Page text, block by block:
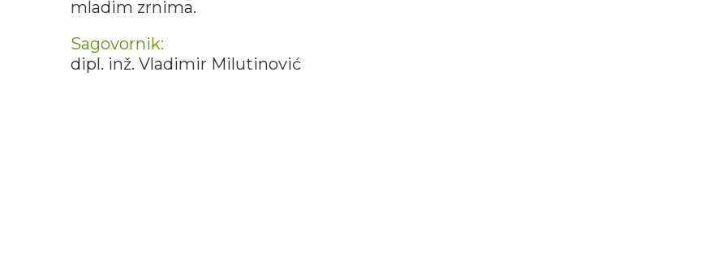
mladim zrnima.
Sagovornik:
dipl. inž. Vladimir Milutinović